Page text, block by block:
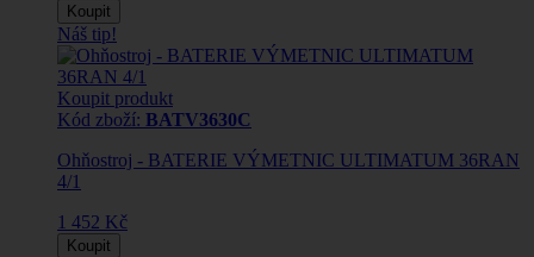
Koupit
Náš tip!
Koupit produkt
Kód zboží: BATV3630C
Ohňostroj - BATERIE VÝMETNIC ULTIMATUM 36RAN
4/1
1 452 Kč
Koupit